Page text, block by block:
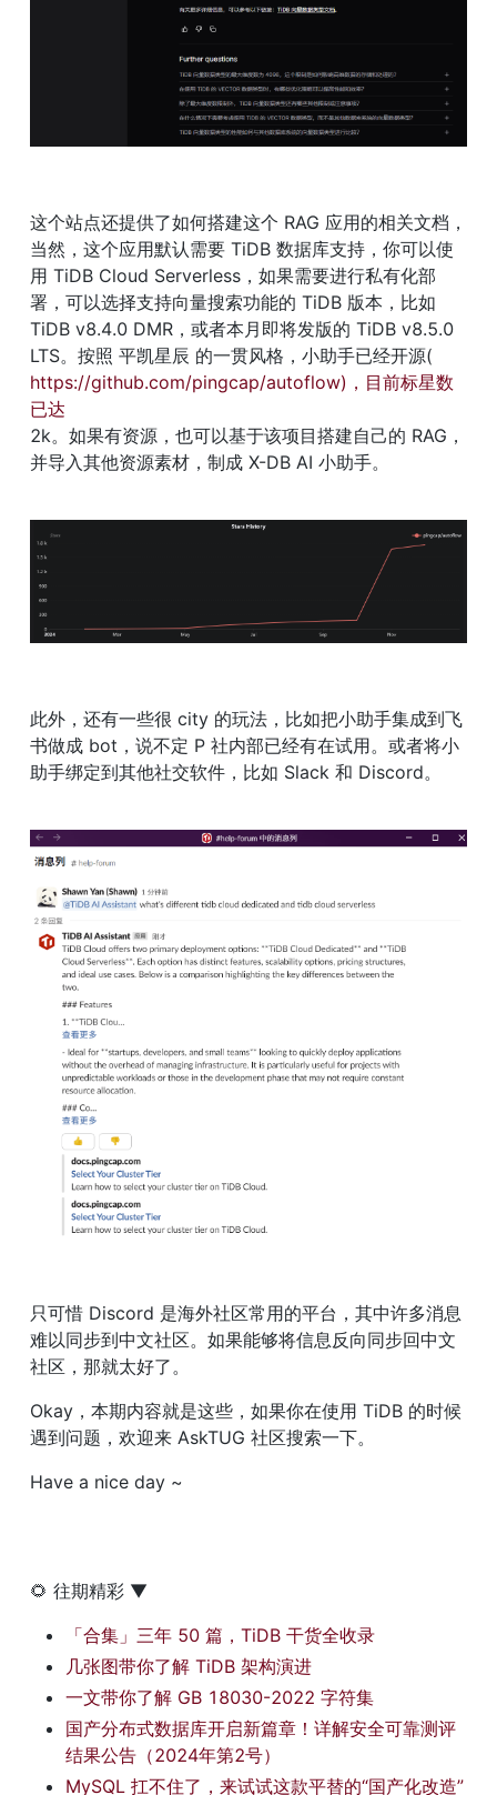
这个站点还提供了如何搭建这个 RAG 应用的相关文档，
当然，这个应用默认需要 TiDB 数据库支持，你可以使
用 TiDB Cloud Serverless，如果需要进行私有化部
署，可以选择支持向量搜索功能的 TiDB 版本，比如
TiDB v8.4.0 DMR，或者本月即将发版的 TiDB v8.5.0
LTS。按照 平凯星辰 的一贯风格，小助手已经开源(
https://github.com/pingcap/autoflow)，目前标星数
已达
2k。如果有资源，也可以基于该项目搭建自己的 RAG，
并导入其他资源素材，制成 X-DB AI 小助手。
此外，还有一些很 city 的玩法，比如把小助手集成到飞
书做成 bot，说不定 P 社内部已经有在试用。或者将小
助手绑定到其他社交软件，比如 Slack 和 Discord。
只可惜 Discord 是海外社区常用的平台，其中许多消息
难以同步到中文社区。如果能够将信息反向同步回中文
社区，那就太好了。
Okay，本期内容就是这些，如果你在使用 TiDB 的时候
遇到问题，欢迎来 AskTUG 社区搜索一下。
Have a nice day ~
🌻 往期精彩 ▼
「合集」三年 50 篇，TiDB 干货全收录
几张图带你了解 TiDB 架构演进
一文带你了解 GB 18030-2022 字符集
国产分布式数据库开启新篇章！详解安全可靠测评
结果公告（2024年第2号）
MySQL 扛不住了，来试试这款平替的“国产化改造”